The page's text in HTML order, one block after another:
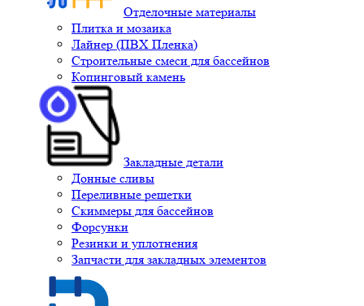
Отделочные материалы
Плитка и мозаика
Лайнер (ПВХ Пленка)
Строительные смеси для бассейнов
Копинговый камень
Закладные детали
Донные сливы
Переливные решетки
Скиммеры для бассейнов
Форсунки
Резинки и уплотнения
Запчасти для закладных элементов